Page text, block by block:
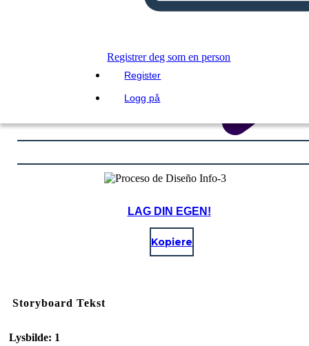
Registrer deg som en person
Register
Logg på
LAG DIN EGEN!
Kopiere
Storyboard Tekst
Lysbilde: 1